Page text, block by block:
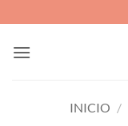
al
contenido
INICIO /